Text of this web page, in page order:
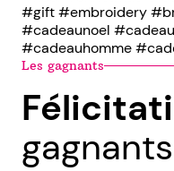
#gift #embroidery
#cadeaunoel
#cadeauhomme
Les gagnants